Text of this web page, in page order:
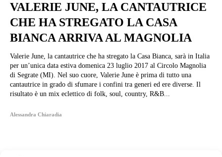
VALERIE JUNE, LA CANTAUTRICE
CHE HA STREGATO LA CASA
BIANCA ARRIVA AL MAGNOLIA
Valerie June, la cantautrice che ha stregato la Casa Bianca, sarà in Italia
per un’unica data estiva domenica 23 luglio 2017 al Circolo Magnolia
di Segrate (MI). Nel suo cuore, Valerie June è prima di tutto una
cantautrice in grado di sfumare i confini tra generi ed ere diverse. Il
risultato è un mix eclettico di folk, soul, country, R&B...
Alessandra Chiaradia